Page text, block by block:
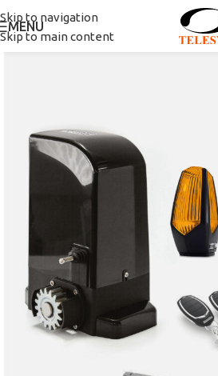
Skip to navigation
Skip to main content
MENU